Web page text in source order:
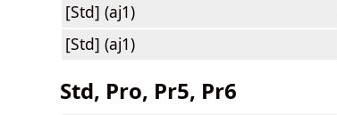
[Std] (aj1)
[Std] (aj1)
Std, Pro, Pr5, Pr6